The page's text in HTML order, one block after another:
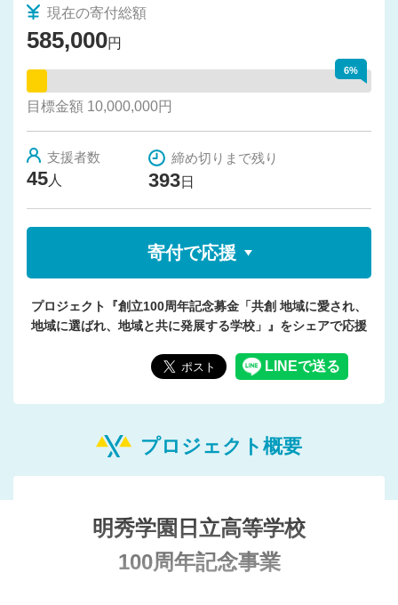
現在の寄付総額
585,000円
6%
目標金額 10,000,000円
支援者数
45 人
締め切りまで残り
393日
寄付で応援
プロジェクト『創立100周年記念募金「共創 地域に愛され、
地域に選ばれ、地域と共に発展する学校」』をシェアで応援
プロジェクト概要
明秀学園日立高等学校
100周年記念事業